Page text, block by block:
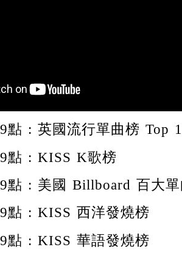
點 : 英國流行單曲榜 Top
點 : KISS K歌榜
點 : 美國 Billboard 百大
點 : KISS 西洋發燒榜
點 : KISS 華語發燒榜